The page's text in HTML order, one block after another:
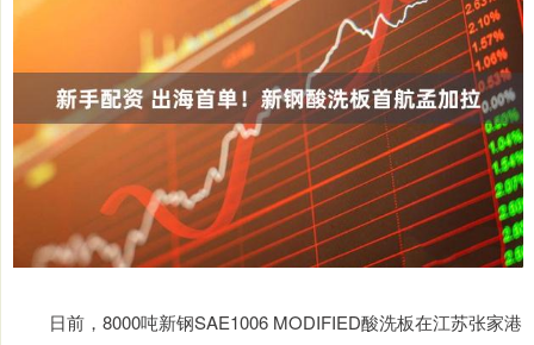
日前，8000吨新钢SAE1006 MODIFIED酸洗板在江苏张家港